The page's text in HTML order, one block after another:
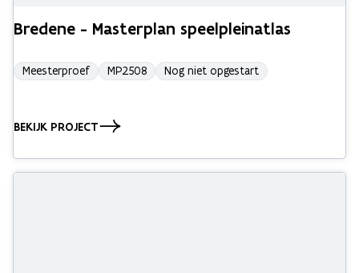
Bredene - Masterplan speelpleinatlas
Meesterproef MP2508 Nog niet opgestart
BEKIJK PROJECT